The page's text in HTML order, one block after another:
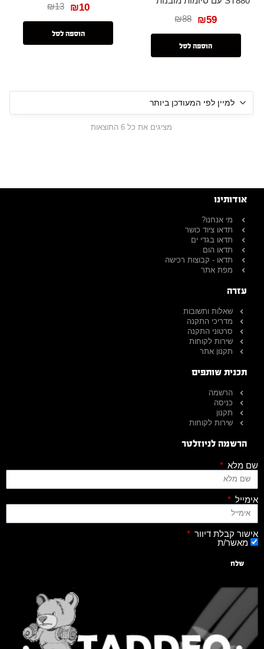
₪88 ₪59
הוספה לסל
₪13 ₪10
הוספה לסל
מציגים את כל ⁦6⁩ התוצאות
אודותינו
מי אנחנו?
תדאו ציוד כושר
תדאו בגדי ים
תדאו הום
תדאו - קבוצות רכישה
מפת אתר
עזרה
שאלות ותשובות
מדריכי התקנה
סרטוני התקנה
שירות לקוחות
תקנון אתר
תכנית שותפים
הרשמה
כניסה
תקנון
שירות לקוחות
הרשמה לניוזלטר
שם מלא
אימייל
אישור קבלת דיוור
מאשר/ת
שלח